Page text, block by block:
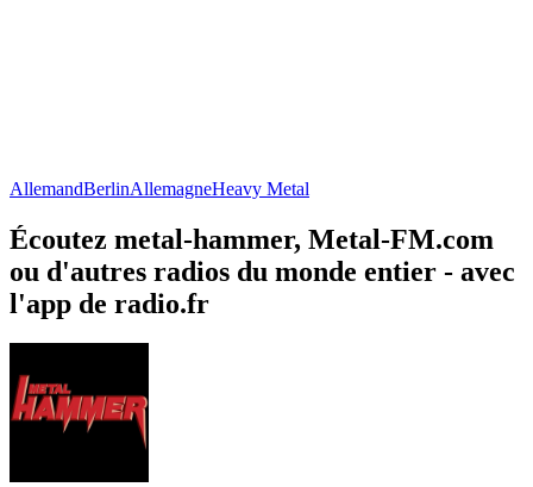
AllemandBerlinAllemagneHeavy Metal
Écoutez metal-hammer, Metal-FM.com
ou d'autres radios du monde entier - avec
l'app de radio.fr